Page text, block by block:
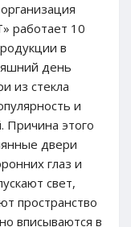
работает 10
в
день
из стекла
и
Причина этого
двери
глаз и
свет,
пространство
вписываются в